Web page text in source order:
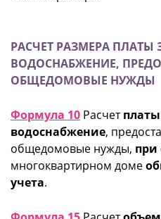
РАСЧЕТ РАЗМЕРА ПЛАТЫ
ВОДОСНАБЖЕНИЕ,
ОБЩЕДОМОВЫЕ НУЖДЫ
Формула 10 Расчет
водоснабжение,
общедомовые нужды, при
многоквартирном доме
учета.